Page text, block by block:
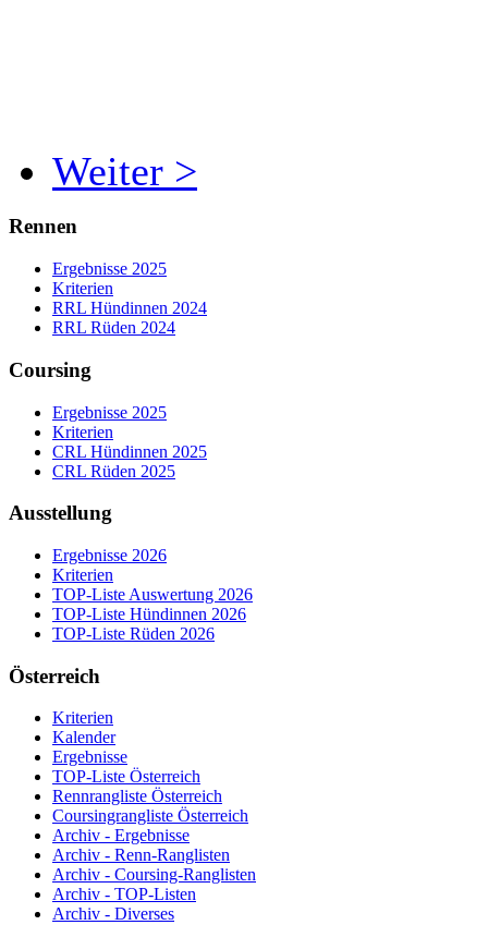
Weiter >
Rennen
Ergebnisse 2025
Kriterien
RRL Hündinnen 2024
RRL Rüden 2024
Coursing
Ergebnisse 2025
Kriterien
CRL Hündinnen 2025
CRL Rüden 2025
Ausstellung
Ergebnisse 2026
Kriterien
TOP-Liste Auswertung 2026
TOP-Liste Hündinnen 2026
TOP-Liste Rüden 2026
Österreich
Kriterien
Kalender
Ergebnisse
TOP-Liste Österreich
Rennrangliste Österreich
Coursingrangliste Österreich
Archiv - Ergebnisse
Archiv - Renn-Ranglisten
Archiv - Coursing-Ranglisten
Archiv - TOP-Listen
Archiv - Diverses